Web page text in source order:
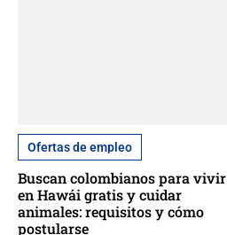
Ofertas de empleo
Buscan colombianos para vivir
en Hawái gratis y cuidar
animales: requisitos y cómo
postularse